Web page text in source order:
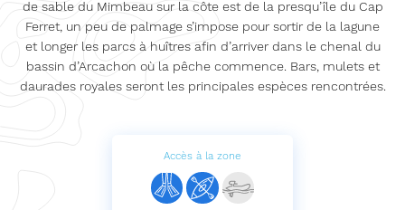
de sable du Mimbeau sur la côte est de la presqu’île du Cap
Ferret, un peu de palmage s’impose pour sortir de la lagune
et longer les parcs à huîtres afin d’arriver dans le chenal du
bassin d’Arcachon où la pêche commence. Bars, mulets et
daurades royales seront les principales espèces rencontrées.
Accès à la zone